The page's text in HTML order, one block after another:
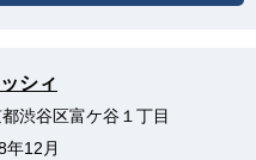
シィ
渋谷区富ケ谷１丁目
年12月